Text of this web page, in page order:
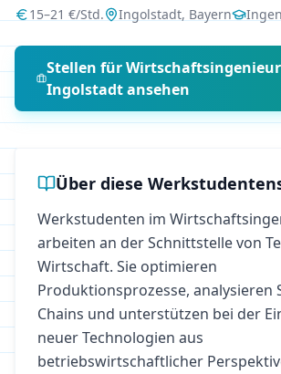
15–21 €/Std. Ingolstadt, Bayern
Stellen für
Ingolstadtansehen
Über diese
Werkstudenten im
arbeiten an der Schnittstelle von
Wirtschaft. Sie optimieren
Produktionsprozesse, analysieren
Chains und unterstützen bei der
neuer Technologien aus
betriebswirtschaftlicher